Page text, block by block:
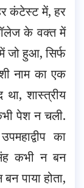
कंटेस्ट में, हर
के वक्त में
जो हुआ, सिर्फ
नाम का एक
था, शास्त्रीय
पेश न चली.
का
कभी न बन
पाया होता,